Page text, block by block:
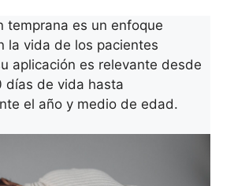
temprana es un enfoque
la vida de los pacientes
aplicación es relevante desde
días de vida hasta
el año y medio de edad.